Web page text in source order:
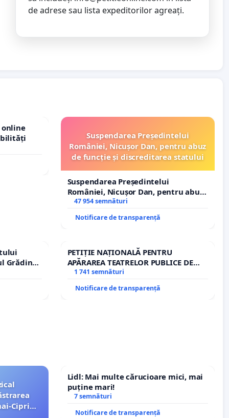
de adrese sau lista expeditorilor agreați.
Suspendarea Președintelui
României, Nicușor Dan, pentru abuz
de funcție și discreditarea statului
Suspendarea Președintelui
României, Nicușor Dan, pentru abuz
de funcție și discreditarea statului
47 954 semnături
Notificare de transparență
Grădina
PETIȚIE NAȚIONALĂ PENTRU
APĂRAREA TEATRELOR PUBLICE DE
REPERTORIU DIN ROMÂNIA
1 741 semnături
Notificare de transparență
Ciprian
Lidl: Mai multe cărucioare mici, mai
puține mari!
7 semnături
Notificare de transparență